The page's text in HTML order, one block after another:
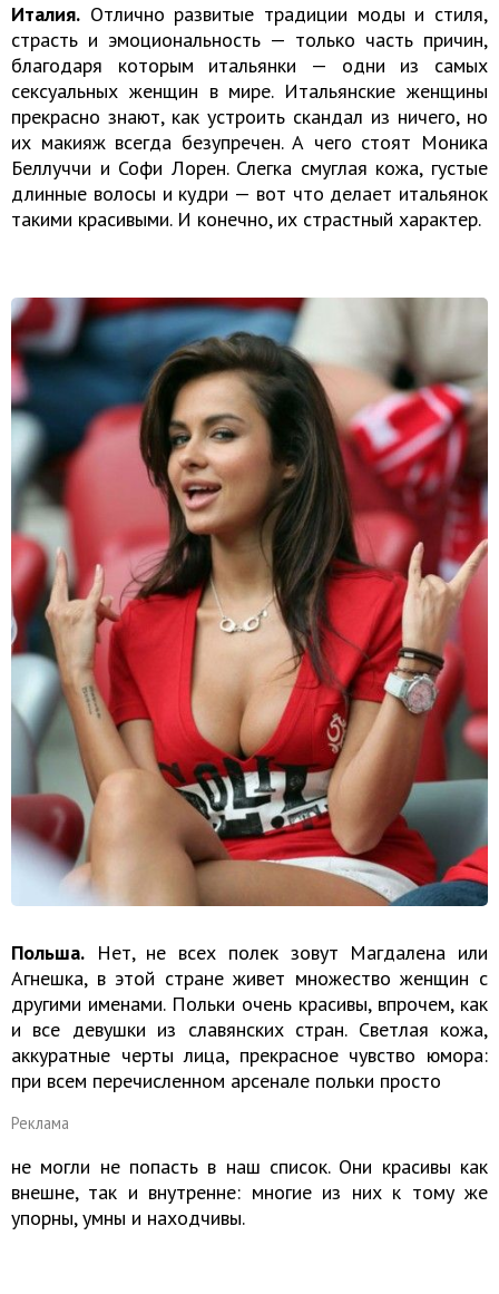
Италия. Отлично развитые традиции моды и стиля,
страсть и эмоциональность — только часть причин,
благодаря которым итальянки — одни из самых
сексуальных женщин в мире. Итальянские женщины
прекрасно знают, как устроить скандал из ничего, но
их макияж всегда безупречен. А чего стоят Моника
Беллуччи и Софи Лорен. Слегка смуглая кожа, густые
длинные волосы и кудри — вот что делает итальянок
такими красивыми. И конечно, их страстный характер.
Польша. Нет, не всех полек зовут Магдалена или
Агнешка, в этой стране живет множество женщин с
другими именами. Польки очень красивы, впрочем, как
и все девушки из славянских стран. Светлая кожа,
аккуратные черты лица, прекрасное чувство юмора:
при всем перечисленном арсенале польки просто
Реклама
не могли не попасть в наш список. Они красивы как
внешне, так и внутренне: многие из них к тому же
упорны, умны и находчивы.